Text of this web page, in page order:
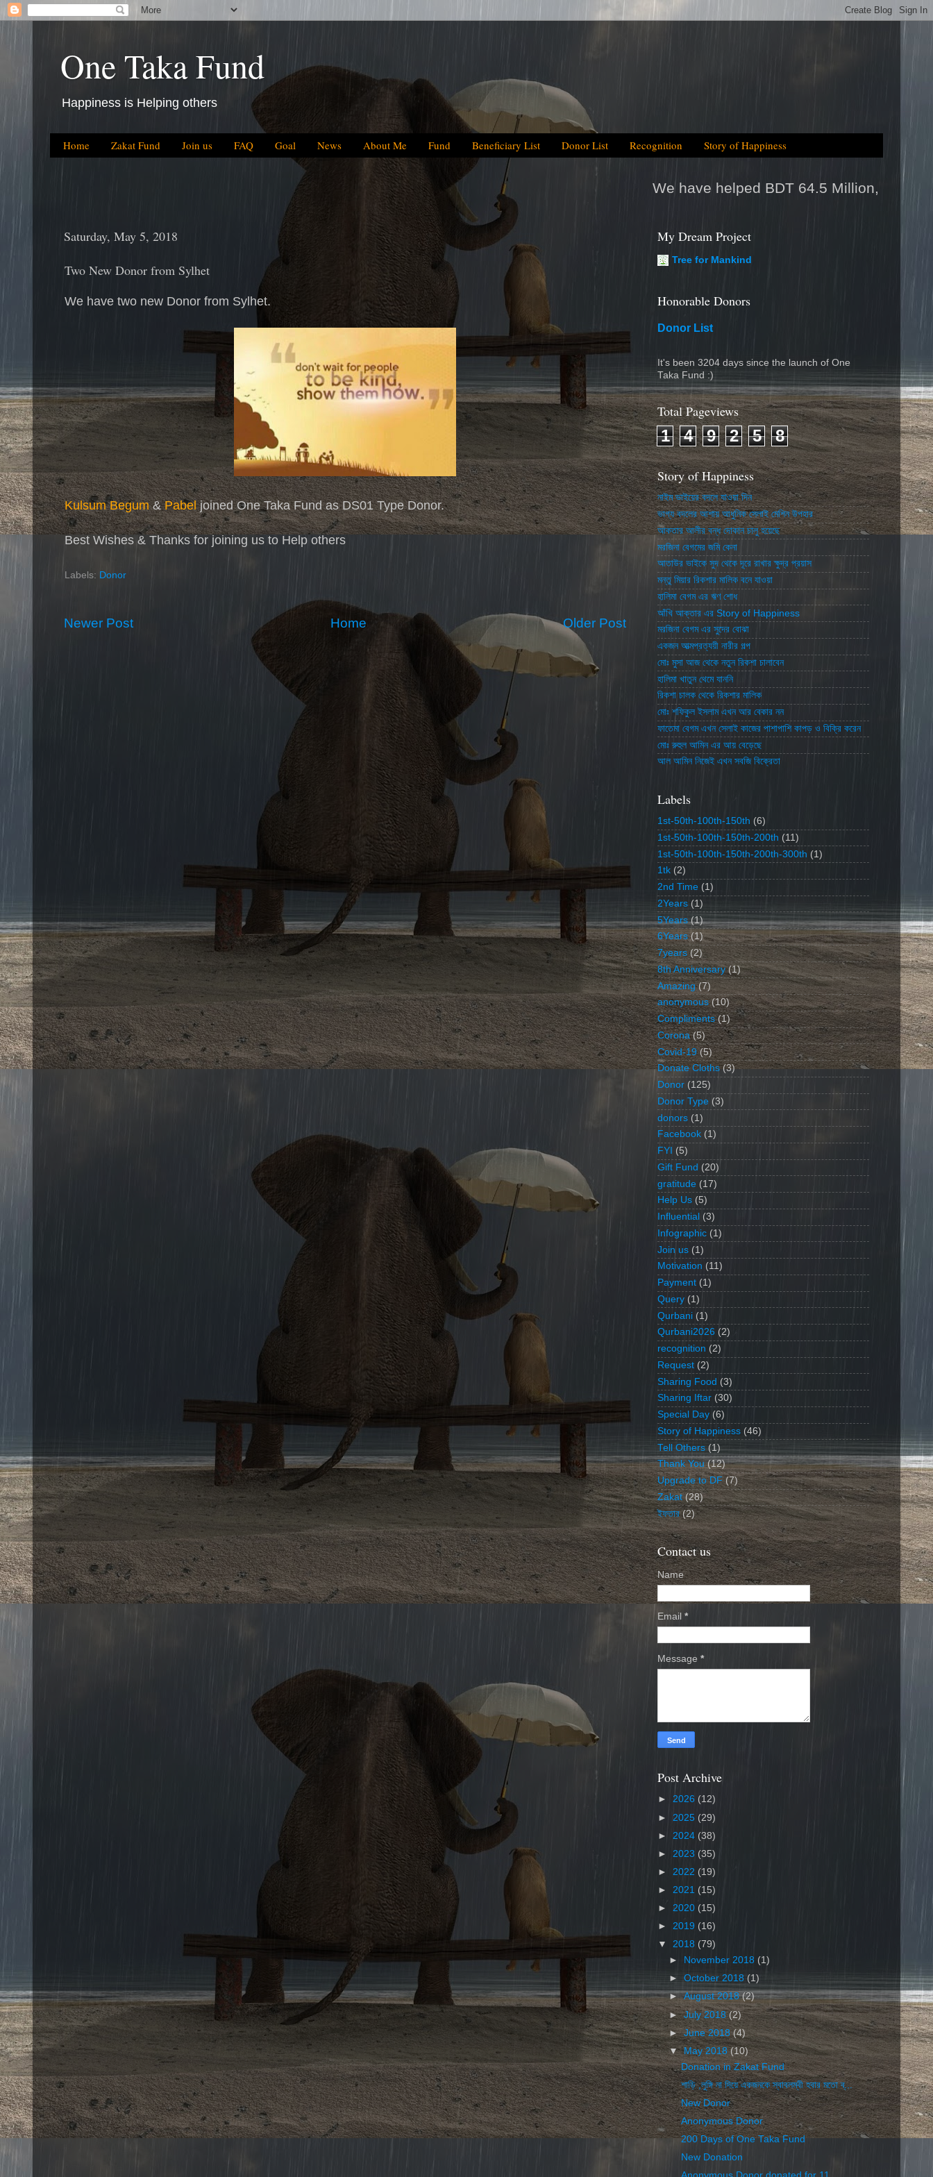
One Taka Fund
Happiness is Helping others
Home Zakat Fund Join us FAQ Goal News About Me Fund Beneficiary List Donor List Recognition Story of Happiness
We have helped BDT 64.5 Million, which is equal to 2025tk
Saturday, May 5, 2018
Two New Donor from Sylhet
We have two new Donor from Sylhet.
Kulsum Begum&Pabeljoined One Taka Fund as DS01 Type Donor.
Best Wishes & Thanks for joining us to Help others
Labels: Donor
Newer Post Older Post
Home
My Dream Project
Tree for Mankind
Honorable Donors
Donor List
It's been 3204 days since the launch of One
Taka Fund :)
Total Pageviews
1 4 9 2 5 8
Story of Happiness
নাইম ভাইয়ের বদলে যাওয়া দিন
ভাগ্য বদলের আশায় আধুনিক সেলাই মেশিন উপহার
আকতার আলীর বন্ধ দোকান চালু হয়েছে
মরজিনা বেগমের জমি কেনা
আতাউর ভাইকে সুদ থেকে দূরে রাখার ক্ষুদ্র প্রয়াস
মন্তু মিয়ার রিকশার মালিক বনে যাওয়া
হালিমা বেগম এর ঋণ শোধ
আঁখি আক্তার এর Story of Happiness
মরজিনা বেগম এর সুদের বোঝা
একজন আত্মপ্রত্যয়ী নারীর গল্প
মোঃ মুসা আজ থেকে নতুন রিকশা চালাবেন
হালিমা খাতুন থেমে যাননি
রিকশা চালক থেকে রিকশার মালিক
মোঃ শফিকুল ইসলাম এখন আর বেকার নন
ফাতেমা বেগম এখন সেলাই কাজের পাশাপাশি কাপড় ও বিক্রি করেন
মোঃ রুহুল আমিন এর আয় বেড়েছে
আল আমিন নিজেই এখন সবজি বিক্রেতা
Labels
1st-50th-100th-150th (6)
1st-50th-100th-150th-200th (11)
1st-50th-100th-150th-200th-300th (1)
1tk (2)
2nd Time (1)
2Years (1)
5Years (1)
6Years (1)
7years (2)
8th Anniversary (1)
Amazing (7)
anonymous (10)
Compliments (1)
Corona (5)
Covid-19 (5)
Donate Cloths (3)
Donor (125)
Donor Type (3)
donors (1)
Facebook (1)
FYI (5)
Gift Fund (20)
gratitude (17)
Help Us (5)
Influential (3)
Infographic (1)
Join us (1)
Motivation (11)
Payment (1)
Query (1)
Qurbani (1)
Qurbani2026 (2)
recognition (2)
Request (2)
Sharing Food (3)
Sharing Iftar (30)
Special Day (6)
Story of Happiness (46)
Tell Others (1)
Thank You (12)
Upgrade to DF (7)
Zakat (28)
ইফতার (2)
Contact us
Name
Email *
Message *
Post Archive
► 2026 (12)
► 2025 (29)
► 2024 (38)
► 2023 (35)
► 2022 (19)
► 2021 (15)
► 2020 (15)
► 2019 (16)
▼ 2018 (79)
►
November 2018 (1)
►October 2018(1)
►August 2018(2)
►July 2018(2)
►June 2018(4)
▼May 2018(10)
Donation in Zakat Fund
শাড়ি ,লুঙ্গি না দিয়ে একজনকে স্বাবলম্বী হবার মতো ব্...
New Donor
Anonymous Donor
200 Days of One Taka Fund
New Donation